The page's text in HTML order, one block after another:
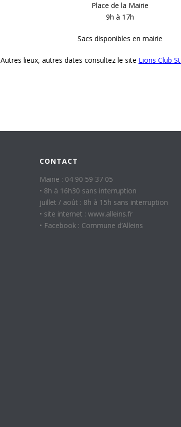
Place de la Mairie
9h à 17h
Sacs disponibles en mairie
Autres lieux, autres dates consultez le site Lions Club
CONTACT
Mairie : 04 90 59 37 05
• 8h à 16h30 sans interruption
juillet / août : 8h à 15h sans interruption
• site internet : www.alleins.fr
• Facebook : Commune d’Alleins